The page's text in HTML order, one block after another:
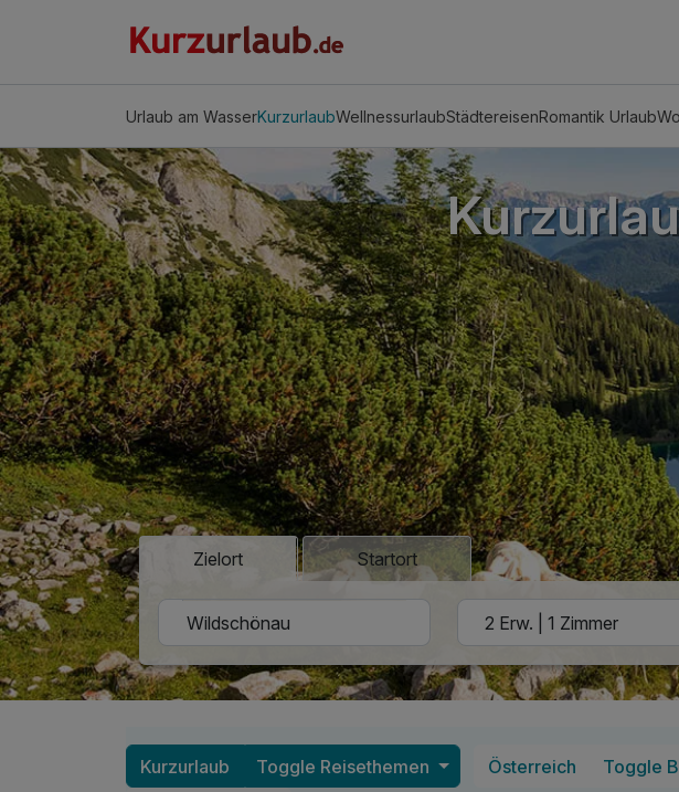
Urlaub am WasserKurzurlaubWellnessurlaubStädtereisenRomantik Urlaub
Zielort Startort
Kurzurlaub Toggle Reisethemen Österreich Toggle